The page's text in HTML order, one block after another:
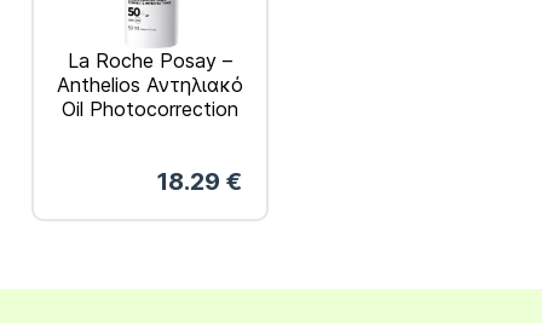
La Roche Posay –
Anthelios Αντηλιακό
Oil Photocorrection
Ατελειών Και Της
18.29 €